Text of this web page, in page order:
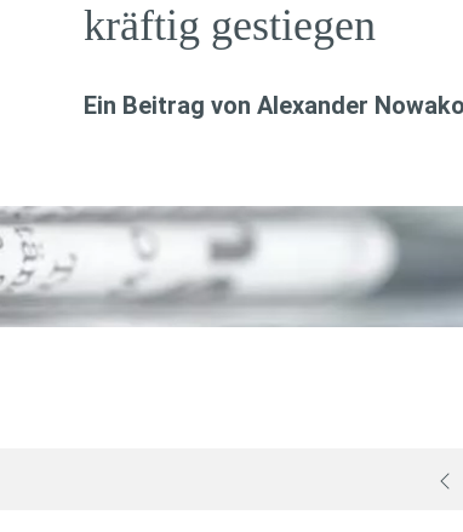
kräftig gestiegen
Ein Beitrag von Alexander